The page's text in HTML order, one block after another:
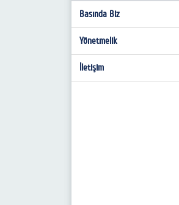
Basında Biz
Yönetmelik
Yönetmelik
İletişim